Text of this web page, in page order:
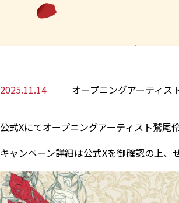
2025.11.14 オープニングアーティス
公式Xにてオープニングアーティスト鷲尾
キャンペーン詳細は公式Xを御確認の上、